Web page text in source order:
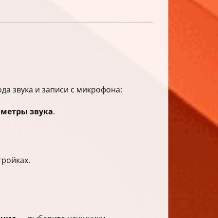
звука и записи с микрофона:
звука.